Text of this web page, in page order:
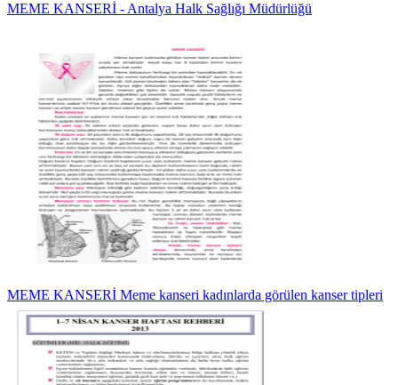
MEME KANSERİ - Antalya Halk Sağlığı Müdürlüğü
MEME KANSERİ Meme kanseri kadınlarda görülen kanser tipleri